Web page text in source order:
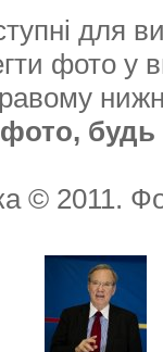
для
фото у
будь
© 2011.